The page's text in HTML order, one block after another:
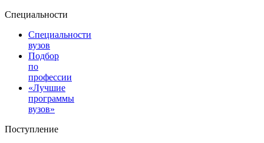
Специальности
Специальности
вузов
Подбор
по
профессии
«Лучшие
программы
вузов»
Поступление